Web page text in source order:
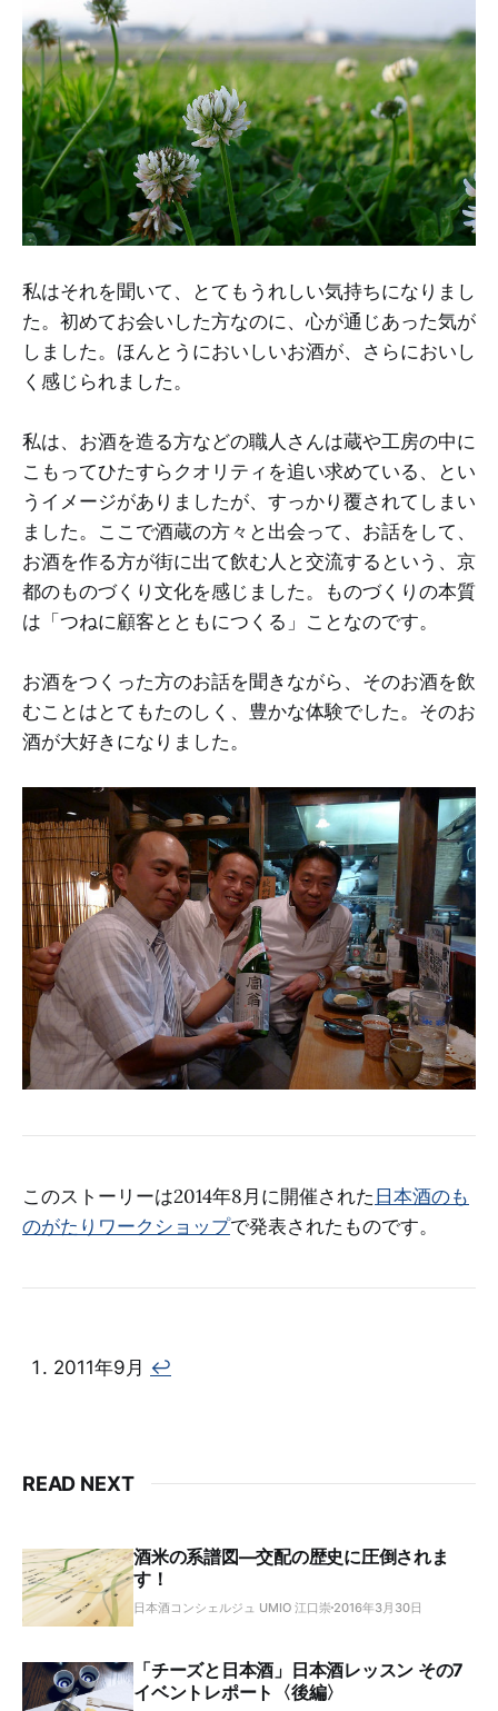
私はそれを聞いて、とてもうれしい気持ちになりまし
た。初めてお会いした方なのに、心が通じあった気が
しました。ほんとうにおいしいお酒が、さらにおいし
く感じられました。
私は、お酒を造る方などの職人さんは蔵や工房の中に
こもってひたすらクオリティを追い求めている、とい
うイメージがありましたが、すっかり覆されてしまい
ました。ここで酒蔵の方々と出会って、お話をして、
お酒を作る方が街に出て飲む人と交流するという、京
都のものづくり文化を感じました。ものづくりの本質
は「つねに顧客とともにつくる」ことなのです。
お酒をつくった方のお話を聞きながら、そのお酒を飲
むことはとてもたのしく、豊かな体験でした。そのお
酒が大好きになりました。
このストーリーは2014年8月に開催された日本酒のも
のがたりワークショップで発表されたものです。
2011年9月 ↩︎
READ NEXT
酒米の系譜図―交配の歴史に圧倒されま
す！
日本酒コンシェルジュ UMIO 江口崇 2016年3月30日
「チーズと日本酒」日本酒レッスン その7
イベントレポート〈後編〉